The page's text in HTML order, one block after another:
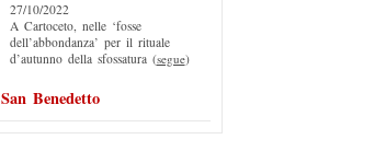
27/10/2022
A Cartoceto, nelle ‘fosse
dell’abbondanza’ per il rituale
d’autunno della sfossatura (segue)
San Benedetto